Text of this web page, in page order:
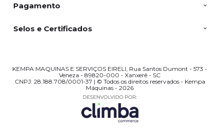
Pagamento
Selos e Certificados
KEMPA MAQUINAS E SERVIÇOS EIRELI, Rua Santos Dumont - 573 -
Veneza - 89820-000 - Xanxerê - SC
CNPJ: 28.188.708/0001-37 | © Todos os direitos reservados - Kempa
Máquinas - 2026